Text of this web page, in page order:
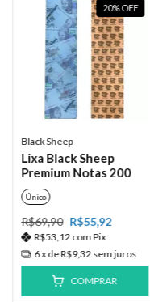
20%OFF
Black Sheep
Lixa Black Sheep
Premium Notas 200
Único
R$69,90 R$55,92
R$53,12 com Pix
6x deR$9,32 sem juros
COMPRAR